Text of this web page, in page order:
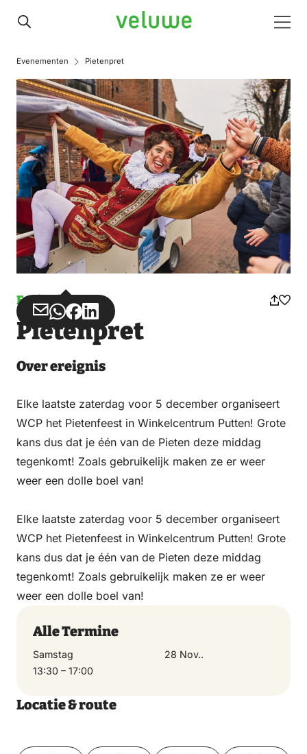
Veluwe
Evenementen Pietenpret
Ereignis
Teilen
über
Teilen
über
Teilen
auf
Teilen
auf
Pietenpret
Over ereignis
Elke laatste zaterdag voor 5 december organiseert
WCP het Pietenfeest in Winkelcentrum Putten! Grote
kans dus dat je één van de Pieten deze middag
tegenkomt! Zoals gebruikelijk maken ze er weer
weer een dolle boel van!
Elke laatste zaterdag voor 5 december organiseert
WCP het Pietenfeest in Winkelcentrum Putten! Grote
kans dus dat je één van de Pieten deze middag
tegenkomt! Zoals gebruikelijk maken ze er weer
weer een dolle boel van!
Alle Termine
Samstag
28 Nov..
13:30 – 17:00
Locatie & route
Toon op kaart